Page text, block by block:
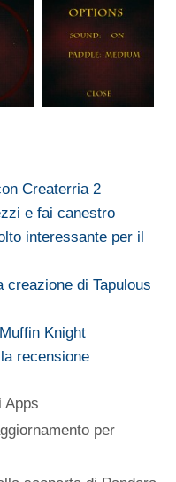
Createrria 2
e fai canestro
interessante per il
creazione di Tapulous
Knight
recensione
Apps
per